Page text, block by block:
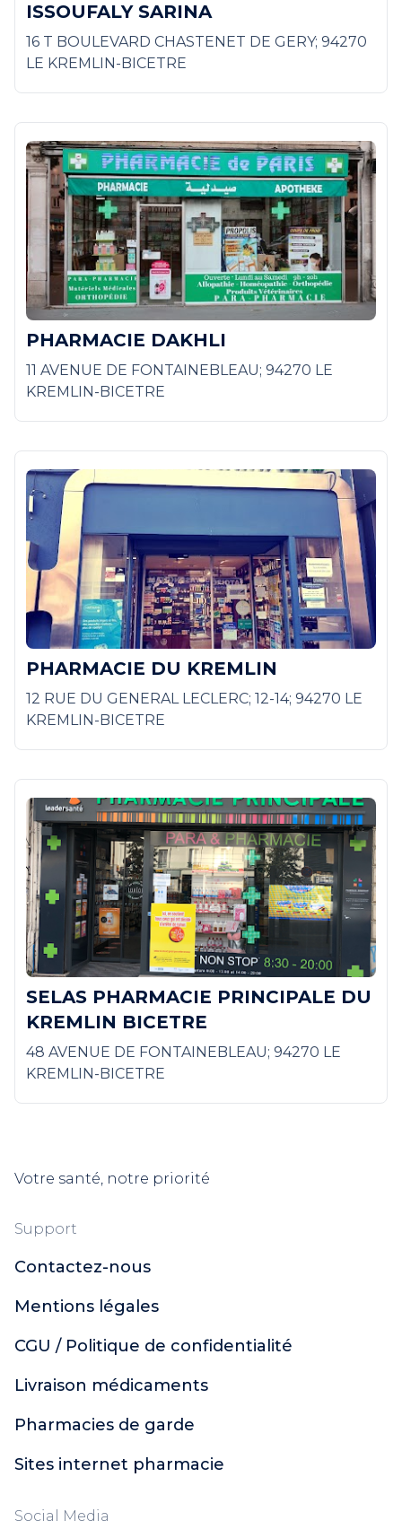
ISSOUFALY SARINA
16 T BOULEVARD CHASTENET DE GERY; 94270
LE KREMLIN-BICETRE
PHARMACIE DAKHLI
11 AVENUE DE FONTAINEBLEAU; 94270 LE
KREMLIN-BICETRE
PHARMACIE DU KREMLIN
12 RUE DU GENERAL LECLERC; 12-14; 94270 LE
KREMLIN-BICETRE
SELAS PHARMACIE PRINCIPALE DU
KREMLIN BICETRE
48 AVENUE DE FONTAINEBLEAU; 94270 LE
KREMLIN-BICETRE
Votre santé, notre priorité
Support
Contactez-nous
Mentions légales
CGU / Politique de confidentialité
Livraison médicaments
Pharmacies de garde
Sites internet pharmacie
Social Media